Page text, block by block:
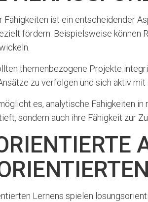
Fähigkeiten ist ein entscheidender
fördern. Beispielsweise können
themenbezogene Projekte
zu verfolgen und sich aktiv
es, analytische Fähigkeiten
sondern auch ihre Fähigkeit zur
Lernens spielen